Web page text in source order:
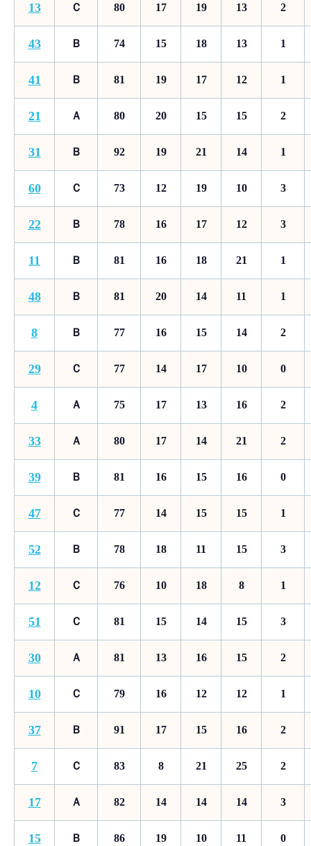
13 Ｃ 80 17 19 13 2
43 Ｂ 74 15 18 13 1
41 Ｂ 81 19 17 12 1
21 Ａ 80 20 15 15 2
31 Ｂ 92 19 21 14 1
60 Ｃ 73 12 19 10 3
22 Ｂ 78 16 17 12 3
11 Ｂ 81 16 18 21 1
48 Ｂ 81 20 14 11 1
8 Ｂ 77 16 15 14 2
29 Ｃ 77 14 17 10 0
4 Ａ 75 17 13 16 2
33 Ａ 80 17 14 21 2
39 Ｂ 81 16 15 16 0
47 Ｃ 77 14 15 15 1
52 Ｂ 78 18 11 15 3
12 Ｃ 76 10 18 8 1
51 Ｃ 81 15 14 15 3
30 Ａ 81 13 16 15 2
10 Ｃ 79 16 12 12 1
37 Ｂ 91 17 15 16 2
7 Ｃ 83 8 21 25 2
17 Ａ 82 14 14 14 3
15 Ｂ 86 19 10 11 0